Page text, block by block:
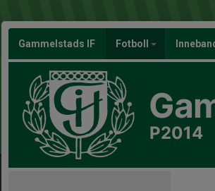
Gammelstads IF Fotboll
P2014